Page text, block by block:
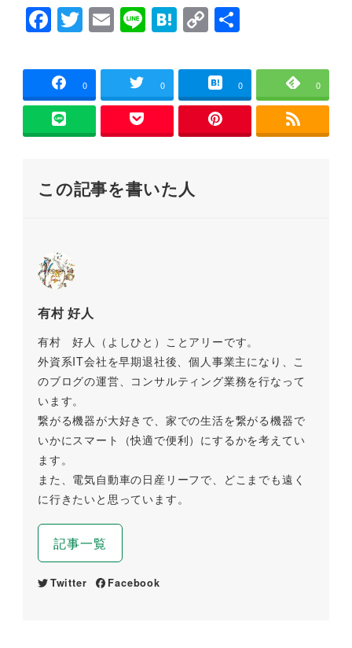
す
)
ウ
ィ
ン
開
き
ま
す
F
a
c
e
b
o
k
T
wi
tt
er
E
m
ai
l
Li
n
e
H
at
e
n
C
o
p
y
Li
n
共
0 0 0 0
この記事を書いた人
有村 好人
有村 好人（よしひと）ことアリーです。
外資系IT会社を早期退社後、個人事業主になり、こ
のブログの運営、コンサルティング業務を行なって
います。
繋がる機器が大好きで、家での生活を繋がる機器で
いかにスマート（快適で便利）にするかを考えてい
ます。
また、電気自動車の日産リーフで、どこまでも遠く
に行きたいと思っています。
記事一覧
Twitter Facebook